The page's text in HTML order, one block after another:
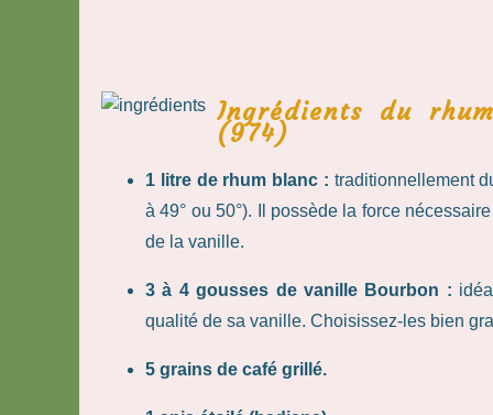
Ingrédients du
(974)
1 litre de rhum blanc : traditionnellement
à 49° ou 50°). Il possède la force
de la vanille.
3 à 4 gousses de vanille Bourbon :
qualité de sa vanille. Choisissez-les bien
5 grains de café grillé.